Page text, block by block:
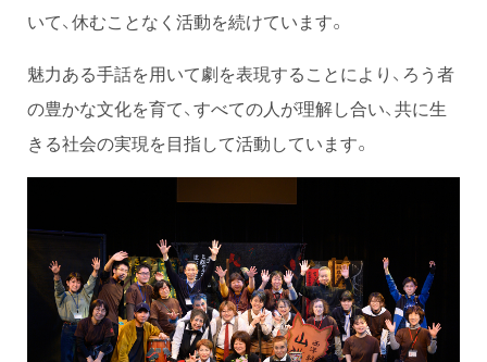
いて、休むことなく活動を続けています。
魅力ある手話を用いて劇を表現することにより、ろう者
の豊かな文化を育て、すべての人が理解し合い、共に生
きる社会の実現を目指して活動しています。